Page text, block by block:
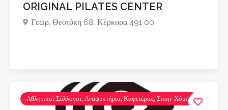
ORIGINAL PILATES CENTER
Γεωρ. Θεοτόκη 68, Κέρκυρα 491 00
Αθλητικοί Σύλλογοι, Αναψυκτήρια, Καφετέριες, Σπορ-Χόμπι